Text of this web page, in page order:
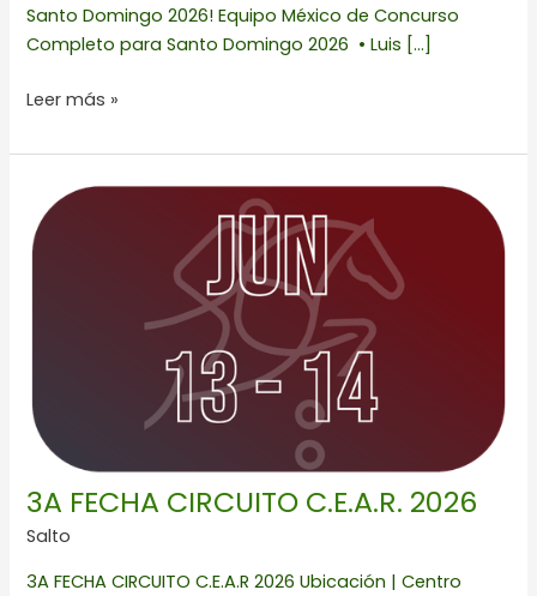
Santo Domingo 2026! Equipo México de Concurso
Completo para Santo Domingo 2026 • Luis […]
Leer más »
3A FECHA CIRCUITO C.E.A.R. 2026
Salto
3A FECHA CIRCUITO C.E.A.R 2026 Ubicación | Centro
FECHA
CIRCUITO
C.E.A.R.